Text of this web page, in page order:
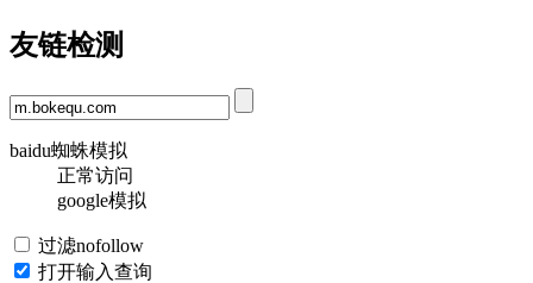
友链检测
baidu蜘蛛模拟
正常访问
google模拟
过滤nofollow
打开输入查询